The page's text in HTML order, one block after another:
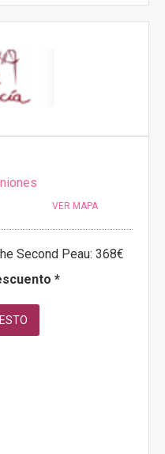
VER MAPA
Second Peau: 368€
*